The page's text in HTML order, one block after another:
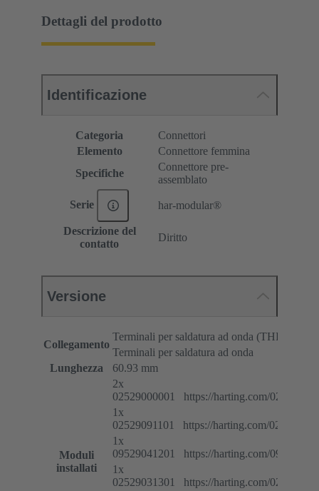
Dettagli del prodotto
Identificazione
Categoria
Connettori
Elemento
Connettore femmina
Specifiche
Connettore pre-
assemblato
Serie har-modular®
Descrizione del
contatto
Diritto
Versione
Collegamento
Terminali per saldatura ad onda (THR)
Terminali per saldatura ad onda
Lunghezza
60.93 mm
Moduli
installati
2x
02529000001 https://harting.com/
1x
02529091101 https://harting.com/
1x
09529041201 https://harting.com/
1x
02529031301 https://harting.com/